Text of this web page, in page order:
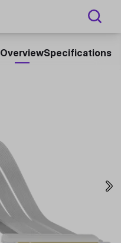
OverviewSpecifications